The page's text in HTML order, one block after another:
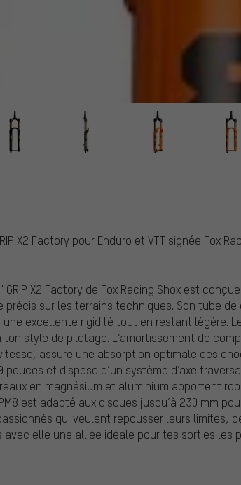
Shox
X2 Factory pour Enduro et VTT signée Fox
X2 Factory de Fox Racing Shox est
sur les terrains techniques. Son tube
excellente rigidité tout en restant légère.
style de pilotage. L’amortissement de
assure une absorption optimale des
et dispose d’un système d’axe
en magnésium et aluminium apportent
est adapté aux disques jusqu’à 230 mm
qui veulent repousser leurs limites,
elle une alliée idéale pour tes sorties les